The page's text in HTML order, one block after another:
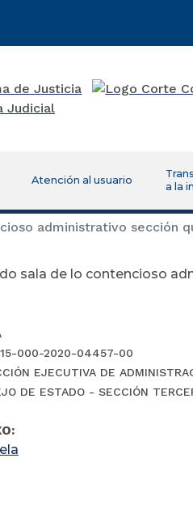
Atención al usuario
a la
administrativo sección
sala de lo contencioso
15-000-2020-04457-00
EJECUTIVA DE
DE ESTADO - SECCIÓN